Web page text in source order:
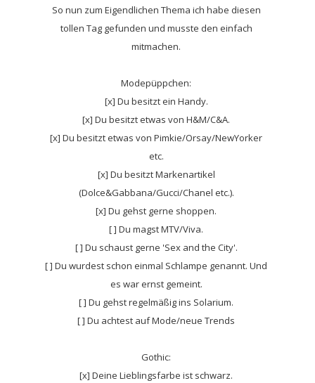
So nun zum Eigendlichen Thema ich habe diesen
tollen Tag gefunden und musste den einfach
mitmachen.
Modepüppchen:
[x] Du besitzt ein Handy.
[x] Du besitzt etwas von H&M/C&A.
[x] Du besitzt etwas von Pimkie/Orsay/NewYorker
etc.
[x] Du besitzt Markenartikel
(Dolce&Gabbana/Gucci/Chanel etc.).
[x] Du gehst gerne shoppen.
[ ] Du magst MTV/Viva.
[ ] Du schaust gerne 'Sex and the City'.
[ ] Du wurdest schon einmal Schlampe genannt. Und
es war ernst gemeint.
[ ] Du gehst regelmäßig ins Solarium.
[ ] Du achtest auf Mode/neue Trends
Gothic:
[x] Deine Lieblingsfarbe ist schwarz.